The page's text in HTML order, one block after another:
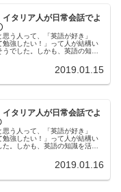
イタリア人が日常会話でよ
う人って、「英語が好き」
勉強したい！」って人が結構い
でした。しかも、英語の知識
2019.01.15
イタリア人が日常会話でよ
う人って、「英語が好き」
勉強したい！」って人が結構い
。しかも、英語の知識を活用
2019.01.16